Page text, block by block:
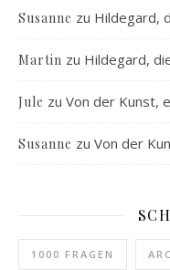
Susanne zu Hildegard,
Martin zu Hildegard,
Jule zu Von der Kunst,
Susanne zu Von der
1000 FRAGEN